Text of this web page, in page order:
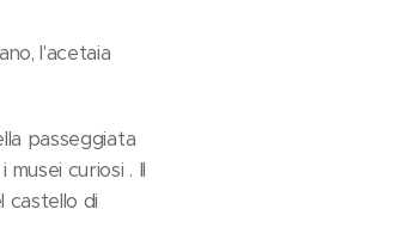
l'acetaia
passeggiata
curiosi . Il
castello di